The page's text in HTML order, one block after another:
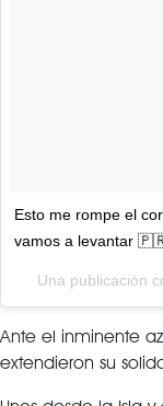
Esto me rompe el
vamos a levantar
Una publicación
Ante el inminente
extendieron su